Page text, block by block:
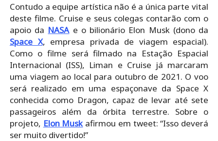
Contudo a equipe artística não é a única parte vital
deste filme. Cruise e seus colegas contarão com o
apoio da NASAe o bilionário Elon Musk (dono da
Space X, empresa privada de viagem espacial).
Como o filme será filmado na Estação Espacial
Internacional (ISS), Liman e Cruise já marcaram
uma viagem ao local para outubro de 2021. O voo
será realizado em uma espaçonave da Space X
conhecida como Dragon, capaz de levar até sete
passageiros além da órbita terrestre. Sobre o
projeto, Elon Muskafirmou em tweet: “Isso deverá
ser muito divertido!”